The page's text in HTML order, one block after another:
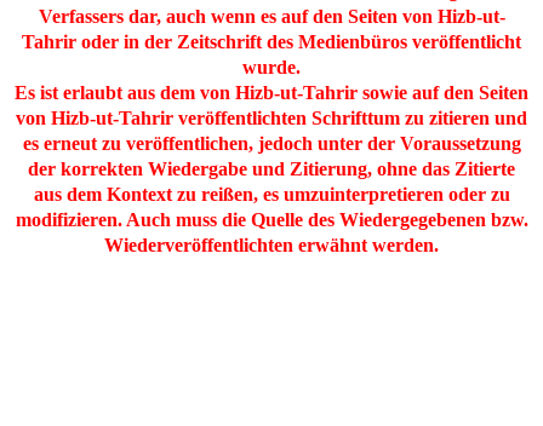
Verfassers dar, auch wenn es auf den Seiten von Hizb-ut-
Tahrir oder in der Zeitschrift des Medienbüros veröffentlicht
wurde.
Es ist erlaubt aus dem von Hizb-ut-Tahrir sowie auf den Seiten
von Hizb-ut-Tahrir veröffentlichten Schrifttum zu zitieren und
es erneut zu veröffentlichen, jedoch unter der Voraussetzung
der korrekten Wiedergabe und Zitierung, ohne das Zitierte
aus dem Kontext zu reißen, es umzuinterpretieren oder zu
modifizieren. Auch muss die Quelle des Wiedergegebenen bzw.
Wiederveröffentlichten erwähnt werden.